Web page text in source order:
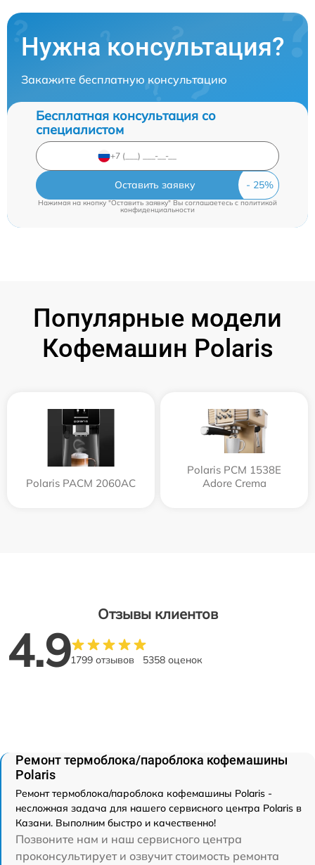
Нужна консультация?
Закажите бесплатную консультацию
Бесплатная консультация со
специалистом
Оставить заявку
Нажимая на кнопку "Оставить заявку" Вы соглашаетесь cполитикой
конфиденциальности
Популярные модели
Кофемашин Polaris
Polaris PACM 2060AC
Polaris PCM 1538E
Adore Crema
Отзывы клиентов
4.91799 отзывов 5358 оценок
Ремонт термоблока/пароблока кофемашины
Polaris
Ремонт термоблока/пароблока кофемашины Polaris -
несложная задача для нашего сервисного центра Polaris в
Казани. Выполним быстро и качественно!
Позвоните нам и наш сервисного центра
проконсультирует и озвучит стоимость ремонта